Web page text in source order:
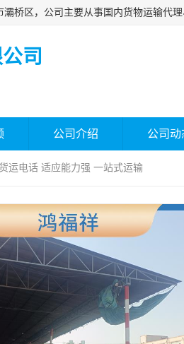
司
公司介绍 公司动
运电话 适应能力强 一站式运输